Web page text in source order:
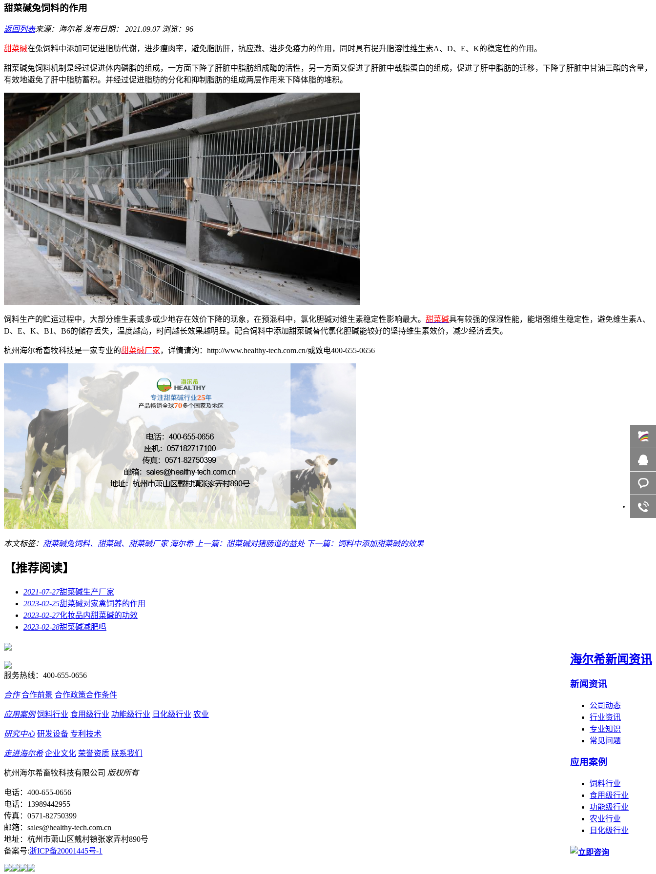
甜菜碱兔饲料的作用
返回列表来源：海尔希 发布日期： 2021.09.07 浏览：96
甜菜碱在兔饲料中添加可促进脂肪代谢，进步瘦肉率，避免脂肪肝，抗应激、进步免疫力的作用，同时具有提升脂溶性维生素A、D、E、K的稳定性的作用。
甜菜碱兔饲料机制是经过促进体内磷脂的组成，一方面下降了肝脏中脂肪组成酶的活性，另一方面又促进了肝脏中载脂蛋白的组成，促进了肝中脂肪的迁移，下降了肝脏中甘油三酯的含量，
有效地避免了肝中脂肪蓄积。并经过促进脂肪的分化和抑制脂肪的组成两层作用来下降体脂的堆积。
饲料生产的贮运过程中，大部分维生素或多或少地存在效价下降的现象，在预混料中，氯化胆碱对维生素稳定性影响最大。 甜菜碱具有较强的保湿性能，能增强维生稳定性，避免维生素A、
D、E、K、B1、B6的储存丢失，温度越高，时间越长效果越明显。配合饲料中添加甜菜碱替代氯化胆碱能较好的坚持维生素效价，减少经济丢失。
杭州海尔希畜牧科技是一家专业的甜菜碱厂家，详情请询：http://www.healthy-tech.com.cn/或致电400-655-0656
本文标签： 甜菜碱兔饲料、甜菜碱、甜菜碱厂家 海尔希 上一篇：甜菜碱对猪肠道的益处 下一篇：饲料中添加甜菜碱的效果
【推荐阅读】
2021-07-27甜菜碱生产厂家
2023-02-25甜菜碱对家禽饲养的作用
2023-02-27化妆品内甜菜碱的功效
2023-02-28甜菜碱减肥吗
海尔希新闻资讯
新闻资讯
公司动态
行业资讯
专业知识
常见问题
应用案例
饲料行业
食用级行业
功能级行业
农业行业
日化级行业
服务热线： 400-655-0656
合作 合作前景 合作政策合作条件
应用案例 饲料行业 食用级行业 功能级行业 日化级行业 农业
研究中心 研发设备 专利技术
走进海尔希 企业文化 荣誉资质 联系我们
杭州海尔希畜牧科技有限公司 版权所有
电话：400-655-0656
电话：13989442955
传真：0571-82750399
邮箱：sales@healthy-tech.com.cn
地址：杭州市萧山区戴村镇张家弄村890号
备案号:浙ICP备20001445号-1
百度商
在线咨
客服咨